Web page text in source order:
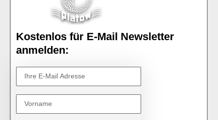
Kostenlos für E-Mail Newsletter
anmelden: